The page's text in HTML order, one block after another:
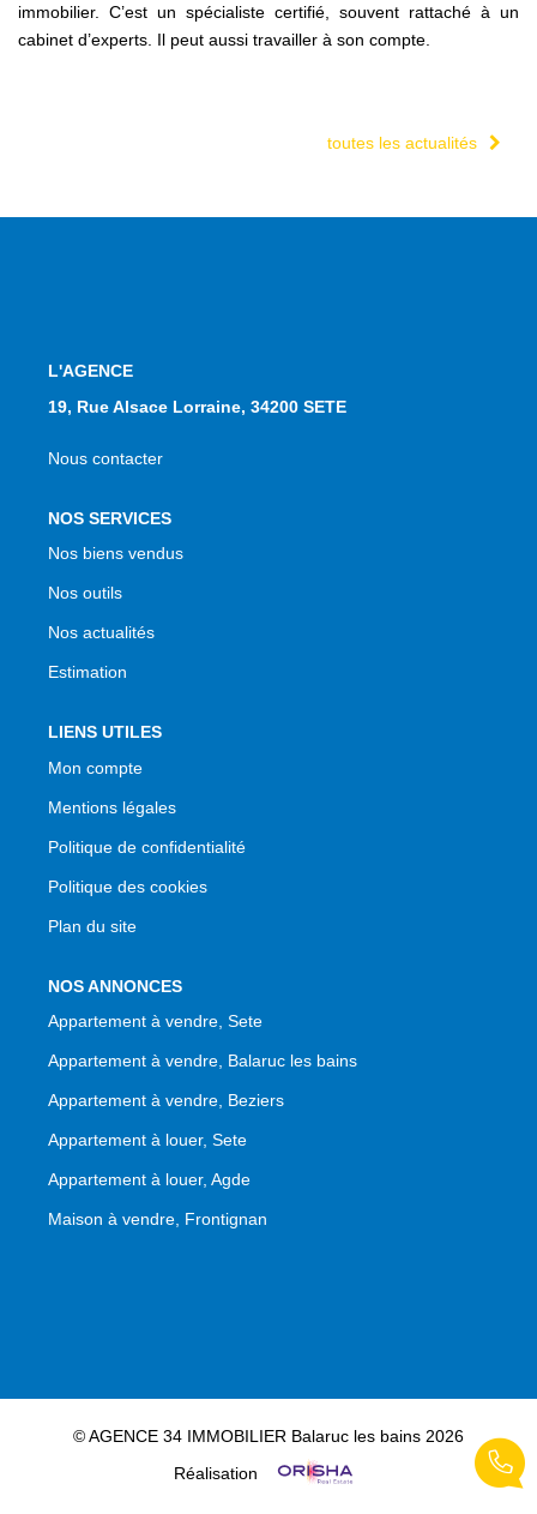
immobilier. C’est un spécialiste certifié, souvent rattaché à un
cabinet d’experts. Il peut aussi travailler à son compte.
toutes les actualités
L'AGENCE
19, Rue Alsace Lorraine, 34200 SETE
Nous contacter
NOS SERVICES
Nos biens vendus
Nos outils
Nos actualités
Estimation
LIENS UTILES
Mon compte
Mentions légales
Politique de confidentialité
Politique des cookies
Plan du site
NOS ANNONCES
Appartement à vendre, Sete
Appartement à vendre, Balaruc les bains
Appartement à vendre, Beziers
Appartement à louer, Sete
Appartement à louer, Agde
Maison à vendre, Frontignan
© AGENCE 34 IMMOBILIER Balaruc les bains 2026
Réalisation